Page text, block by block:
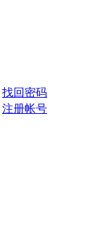
找回密码
注册帐号